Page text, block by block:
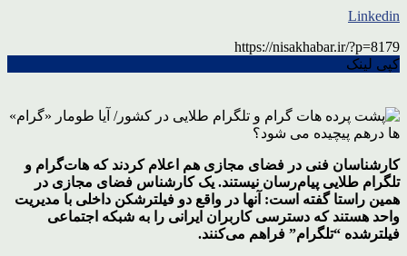
Linkedin
https://nisakhabar.ir/?p=8179
کپی لینک
کارشناسان فنی در فضای مجازی هم اعلام کردند که هات‌گرام و
تلگرام طلایی پیام‌رسان نیستند. یک کارشناس فضای مجازی در
همین راستا گفته است: آنها در واقع دو فیلترشکن داخلی با مدیریت
واحد هستند که دسترسی کاربران ایرانی را به شبکه اجتماعی
فیلترشده “تلگرام” فراهم می‌کنند.